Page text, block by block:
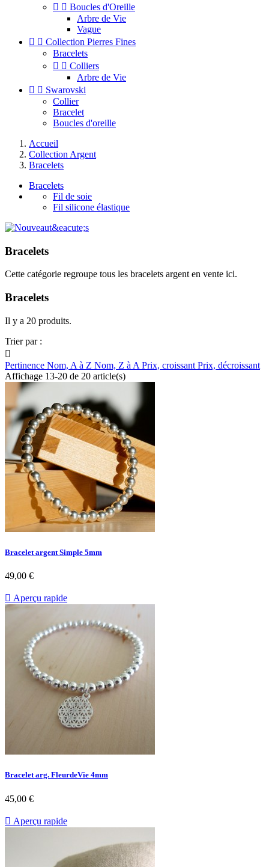
  Boucles d'Oreille
Arbre de Vie
Vague
  Collection Pierres Fines
Bracelets
  Colliers
Arbre de Vie
  Swarovski
Collier
Bracelet
Boucles d'oreille
Accueil
Collection Argent
Bracelets
Bracelets
Fil de soie
Fil silicone élastique
Bracelets
Cette catégorie regroupe tous les bracelets argent en vente ici.
Bracelets
Il y a 20 produits.
Trier par :

Pertinence Nom, A à Z Nom, Z à A Prix, croissant Prix, décroissant
Affichage 13-20 de 20 article(s)
Bracelet argent Simple 5mm
49,00 €
 Aperçu rapide
Bracelet arg. FleurdeVie 4mm
45,00 €
 Aperçu rapide